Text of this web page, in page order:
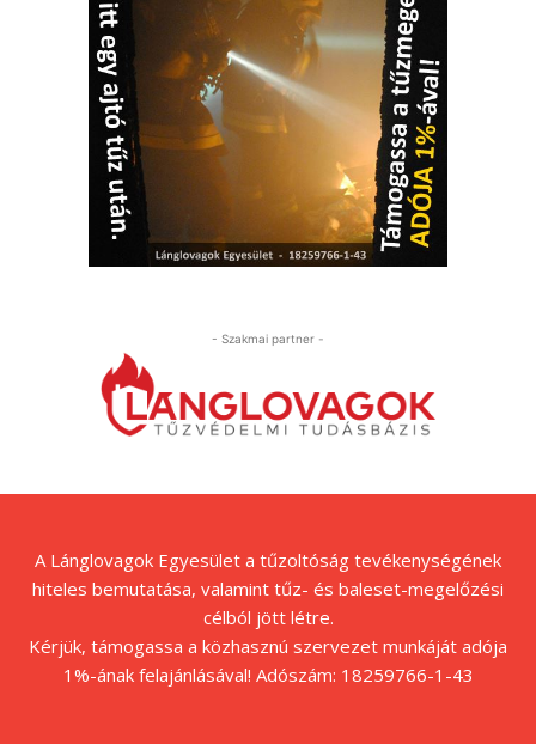
- Szakmai partner -
A Lánglovagok Egyesület a tűzoltóság tevékenységének
hiteles bemutatása, valamint tűz- és baleset-megelőzési
célból jött létre.
Kérjük, támogassa a közhasznú szervezet munkáját adója
1%-ának felajánlásával! Adószám: 18259766-1-43